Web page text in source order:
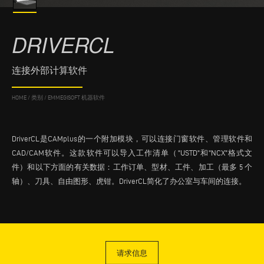
DRIVERCL
连接外部计算软件
HOME / 类别 / EMMEGISOFT 机器软件
DriverCL是CAMplus的一个附加模块，可以连接门窗软件、管理软件和
CAD/CAM软件。这款软件可以导入工作清单（"USTD"和"NCX"格式文
件）和以下方面的有关数据：工作订单、型材、工件、加工（最多 5 个
轴）、刀具、自由图形、虎钳。DriverCL简化了办公室与车间的连接。
请求信息